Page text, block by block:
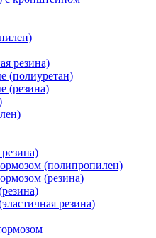
резина)
(полиуретан)
(резина)
(полипропилен)
(резина)
резина)